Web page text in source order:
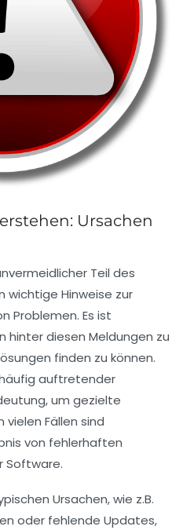
Ursachen
Teil des
wichtige Hinweise zur
Problemen. Es ist
hinter diesen Meldungen zu
finden zu können.
auftretender
um gezielte
vielen Fällen sind
von fehlerhaften
Software.
Ursachen, wie z.B.
oder fehlende Updates,